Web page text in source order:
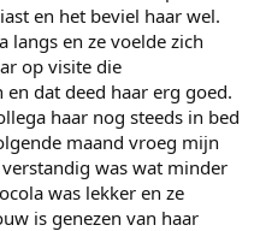
en het beviel haar wel.
langs en ze voelde zich
op visite die
dat deed haar erg goed.
haar nog steeds in bed
maand vroeg mijn
was wat minder
was lekker en ze
is genezen van haar